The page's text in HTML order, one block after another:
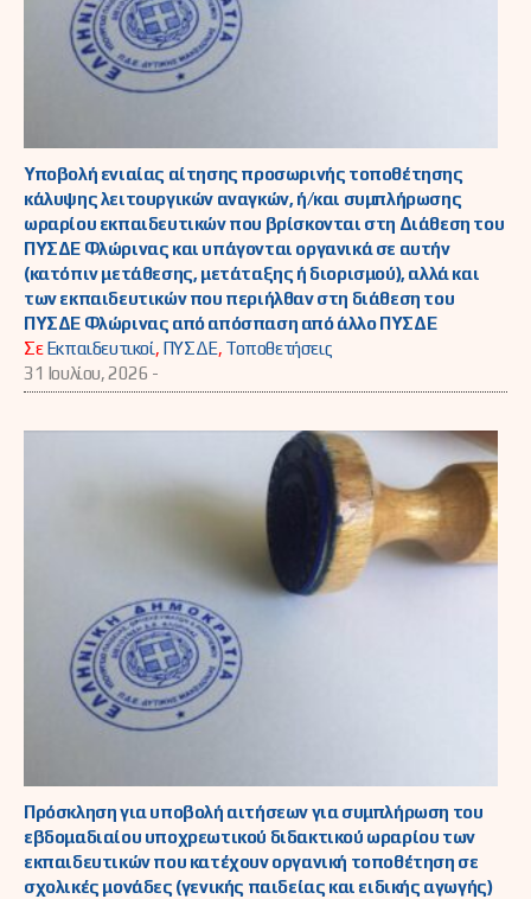
Υποβολή ενιαίας αίτησης προσωρινής τοποθέτησης
κάλυψης λειτουργικών αναγκών, ή/και συμπλήρωσης
ωραρίου εκπαιδευτικών που βρίσκονται στη Διάθεση του
ΠΥΣΔΕ Φλώρινας και υπάγονται οργανικά σε αυτήν
(κατόπιν μετάθεσης, μετάταξης ή διορισμού), αλλά και
των εκπαιδευτικών που περιήλθαν στη διάθεση του
ΠΥΣΔΕ Φλώρινας από απόσπαση από άλλο ΠΥΣΔΕ
ΣεΕκπαιδευτικοί, ΠΥΣΔΕ, Τοποθετήσεις
31 Ιουλίου, 2026 -
Πρόσκληση για υποβολή αιτήσεων για συμπλήρωση του
εβδομαδιαίου υποχρεωτικού διδακτικού ωραρίου των
εκπαιδευτικών που κατέχουν οργανική τοποθέτηση σε
σχολικές μονάδες (γενικής παιδείας και ειδικής αγωγής)